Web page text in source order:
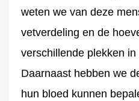
weten we van deze
vetverdeling en de
verschillende plekken in
Daarnaast hebben we
hun bloed kunnen